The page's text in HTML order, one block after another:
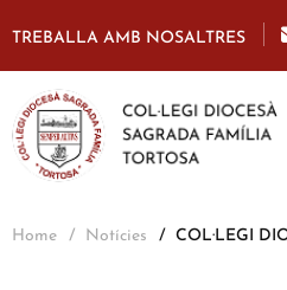
TREBALLA AMB NOSALTRES
Home Notícies COL·LEGI